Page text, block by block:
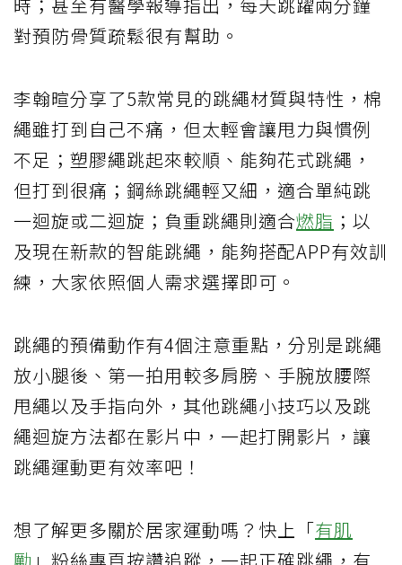
對預防骨質疏鬆很有幫助。
李翰暄分享了5款常見的跳繩材質與特性，棉
繩雖打到自己不痛，但太輕會讓甩力與慣例
不足；塑膠繩跳起來較順、能夠花式跳繩，
但打到很痛；鋼絲跳繩輕又細，適合單純跳
一迴旋或二迴旋；負重跳繩則適合燃脂 ；以
及現在新款的智能跳繩，能夠搭配APP有效訓
練，大家依照個人需求選擇即可。
跳繩的預備動作有4個注意重點，分別是跳繩
放小腿後、第一拍用較多肩膀、手腕放腰際
甩繩以及手指向外，其他跳繩小技巧以及跳
繩迴旋方法都在影片中，一起打開影片，讓
跳繩運動更有效率吧！
想了解更多關於居家運動嗎？快上「有肌
勵 」粉絲專頁按讚追蹤，一起正確跳繩，有